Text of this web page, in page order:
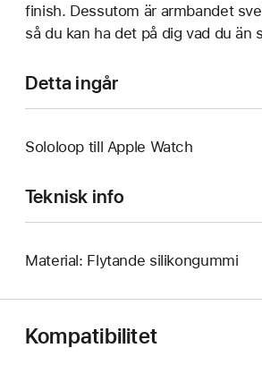
finish. Dessutom är armbandet
så du kan ha det på dig vad du än
Detta ingår
Sololoop till Apple Watch
Teknisk info
Material: Flytande silikongummi
Kompatibilitet